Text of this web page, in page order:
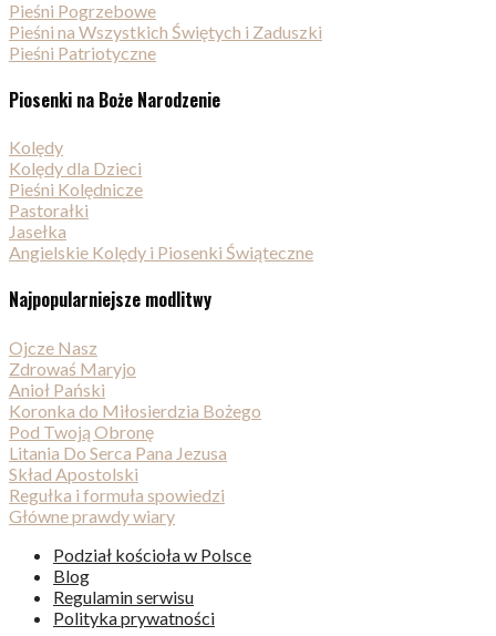
Pieśni Pogrzebowe
Pieśni na Wszystkich Świętych i Zaduszki
Pieśni Patriotyczne
Piosenki na Boże Narodzenie
Kolędy
Kolędy dla Dzieci
Pieśni Kolędnicze
Pastorałki
Jasełka
Angielskie Kolędy i Piosenki Świąteczne
Najpopularniejsze modlitwy
Ojcze Nasz
Zdrowaś Maryjo
Anioł Pański
Koronka do Miłosierdzia Bożego
Pod Twoją Obronę
Litania Do Serca Pana Jezusa
Skład Apostolski
Regułka i formuła spowiedzi
Główne prawdy wiary
Podział kościoła w Polsce
Blog
Regulamin serwisu
Polityka prywatności